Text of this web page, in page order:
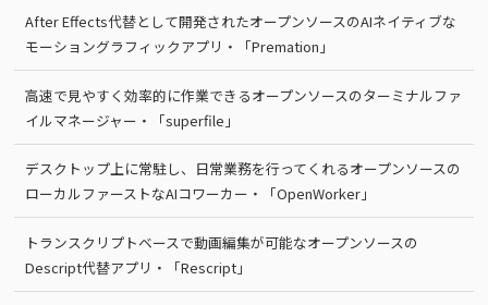
After Effects代替として開発されたオープンソースのAIネイティブな
モーショングラフィックアプリ・「Premation」
高速で見やすく効率的に作業できるオープンソースのターミナルファ
イルマネージャー・「superfile」
デスクトップ上に常駐し、日常業務を行ってくれるオープンソースの
ローカルファーストなAIコワーカー・「OpenWorker」
トランスクリプトベースで動画編集が可能なオープンソースの
Descript代替アプリ・「Rescript」